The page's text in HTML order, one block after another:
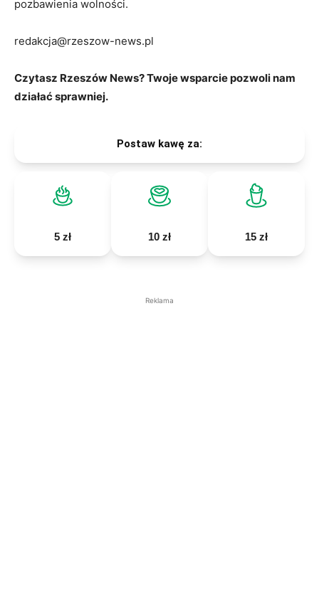
pozbawienia wolności.
redakcja@rzeszow-news.pl
Czytasz Rzeszów News? Twoje wsparcie pozwoli nam
działać sprawniej.
Postaw kawę za:
5 zł 10 zł 15 zł
Reklama